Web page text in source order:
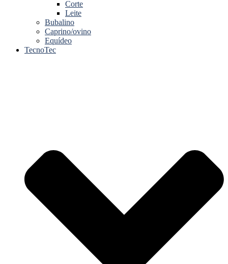
Corte
Leite
Bubalino
Caprino/ovino
Equídeo
TecnoTec